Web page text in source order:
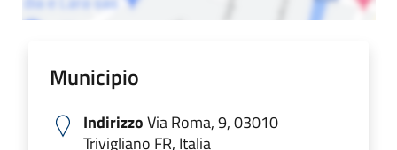
Municipio
IndirizzoVia Roma, 9, 03010
Trivigliano FR, Italia